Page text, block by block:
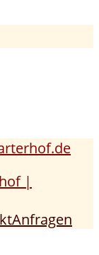
Anfragen